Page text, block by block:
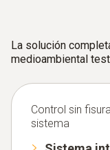
La solución
medioambiental
Control sin
sistema